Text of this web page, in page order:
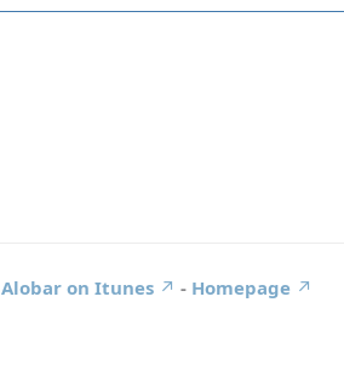
Alobar on Itunes - Homepage